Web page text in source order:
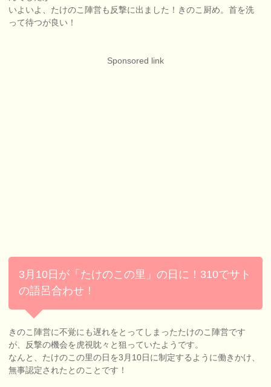
いよいよ、たけのこ陣営も反撃に出ました！きのこ厨め。首を洗
って待つが良い！
Sponsored link
3月10日が「たけのこの里」の日に！310でサト
の語呂合わせ！
きのこ陣営に不覚にも遅れをとってしまったたけのこ陣営です
が、反撃の機会を虎視眈々と狙っていたようです。
なんと、たけのこの里の日を3月10日に制定するように働きかけ、
無事認定されたとのことです！